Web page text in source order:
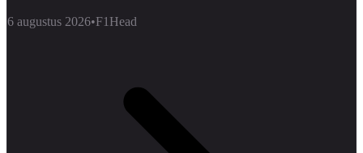
6 augustus 2026•F1Head